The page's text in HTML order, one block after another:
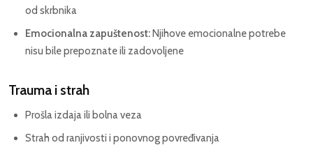
od skrbnika
Emocionalna zapuštenost:Njihove emocionalne potrebe
nisu bile prepoznate ili zadovoljene
Trauma i strah
Prošla izdaja ili bolna veza
Strah od ranjivosti i ponovnog povređivanja